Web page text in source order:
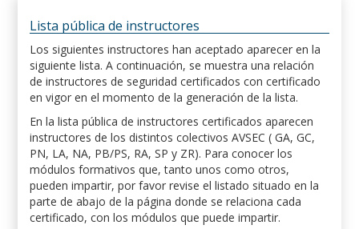
Lista pública de instructores
Los siguientes instructores han aceptado aparecer en la
siguiente lista. A continuación, se muestra una relación
de instructores de seguridad certificados con certificado
en vigor en el momento de la generación de la lista.
En la lista pública de instructores certificados aparecen
instructores de los distintos colectivos AVSEC ( GA, GC,
PN, LA, NA, PB/PS, RA, SP y ZR). Para conocer los
módulos formativos que, tanto unos como otros,
pueden impartir, por favor revise el listado situado en la
parte de abajo de la página donde se relaciona cada
certificado, con los módulos que puede impartir.